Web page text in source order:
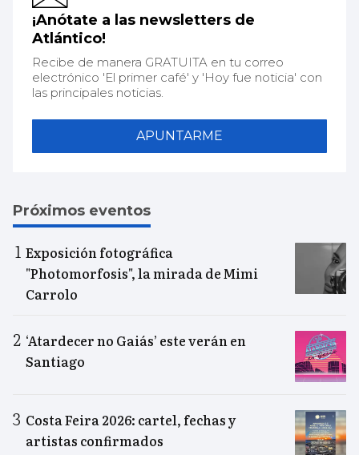
¡Anótate a las newsletters de
Atlántico!
Recibe de manera GRATUITA en tu correo
electrónico 'El primer café' y 'Hoy fue noticia' con
las principales noticias.
APUNTARME
Próximos eventos
Exposición fotográfica
"Photomorfosis", la mirada de Mimi
Carrolo
‘Atardecer no Gaiás’ este verán en
Santiago
Costa Feira 2026: cartel, fechas y
artistas confirmados